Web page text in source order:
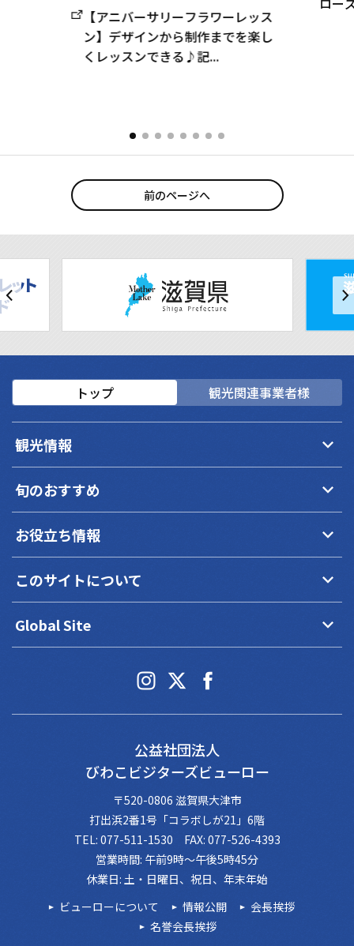
【アニバーサリーフラワーレッス
ン】デザインから制作までを楽し
くレッスンできる♪記...
前のページへ
トップ 観光関連事業者様
観光情報 keyboard_arrow_down
旬のおすすめ keyboard_arrow_down
お役立ち情報 keyboard_arrow_down
このサイトについて keyboard_arrow_down
Global Site keyboard_arrow_down
公益社団法人
びわこビジターズビューロー
〒520-0806 滋賀県大津市
打出浜2番1号「コラボしが21」6階
TEL: 077-511-1530 FAX: 077-526-4393
営業時間: 午前9時～午後5時45分
休業日: 土・日曜日、祝日、年末年始
ビューローについて
情報公開
会長挨拶
名誉会長挨拶